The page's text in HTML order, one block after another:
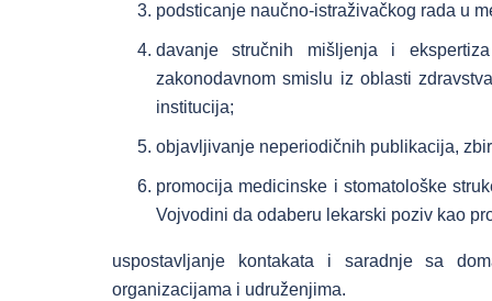
podsticanje naučno-istraživačkog rada u
davanje stručnih mišljenja i
zakonodavnom smislu iz oblasti
institucija;
objavljivanje neperiodičnih publikacija,
promocija medicinske i stomatološke
Vojvodini da odaberu lekarski poziv kao
uspostavljanje kontakata i saradnje sa
organizacijama i udruženjima.